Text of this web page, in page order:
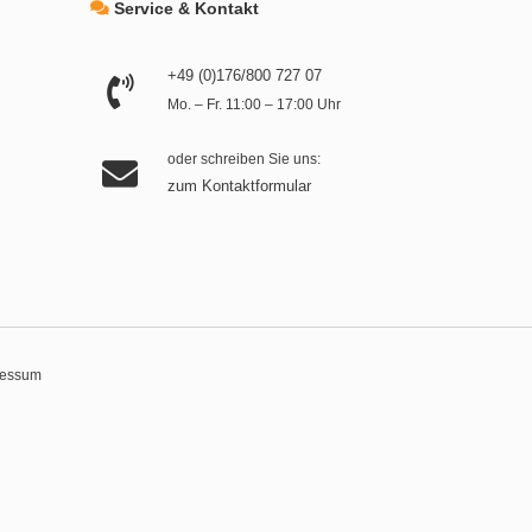
Service & Kontakt
+49 (0)176/800 727 07
Mo. – Fr. 11:00 – 17:00 Uhr
oder schreiben Sie uns:
zum Kontaktformular